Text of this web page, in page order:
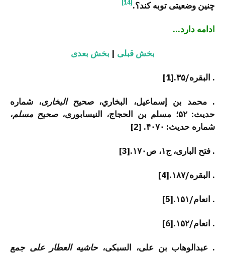
چنین وضعیتی توبه کند؟. [14]
ادامه دارد…
بخش قبلی | بخش بعدی
. البقره/۳۵.[1]
. محمد بن إسماعيل، البخاري،صحیح البخاری، شماره
حدیث: ۵۲؛ مسلم بن الحجاج، النیسابوری،
صحيح مسلم،
شماره حدیث: ۴۰۷۰. [2]
. فتح الباری، ج۱، ص۱۷۰.[3]
. البقره/۱۸۷.[4]
. انعام/۱۵۱.[5]
. انعام/۱۵۲.[6]
. عبدالوهاب بن علی، السبکی،حاشیه العطار علی جمع